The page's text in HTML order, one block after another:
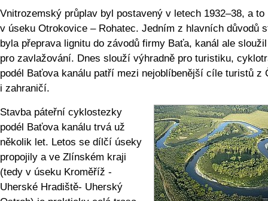
Vnitrozemský průplav byl postavený v letech 1932–38, a to
v úseku Otrokovice – Rohatec. Jedním z hlavních důvodů
byla přeprava lignitu do závodů firmy Baťa, kanál ale
pro zavlažování. Dnes slouží výhradně pro turistiku,
podél Baťova kanálu patří mezi nejoblíbenější cíle turistů z
i zahraničí.
Stavba páteřní cyklostezky
podél Baťova kanálu trvá už
několik let. Letos se dílčí úseky
propojily a ve Zlínském kraji
(tedy v úseku Kroměříž -
Uherské Hradiště- Uherský